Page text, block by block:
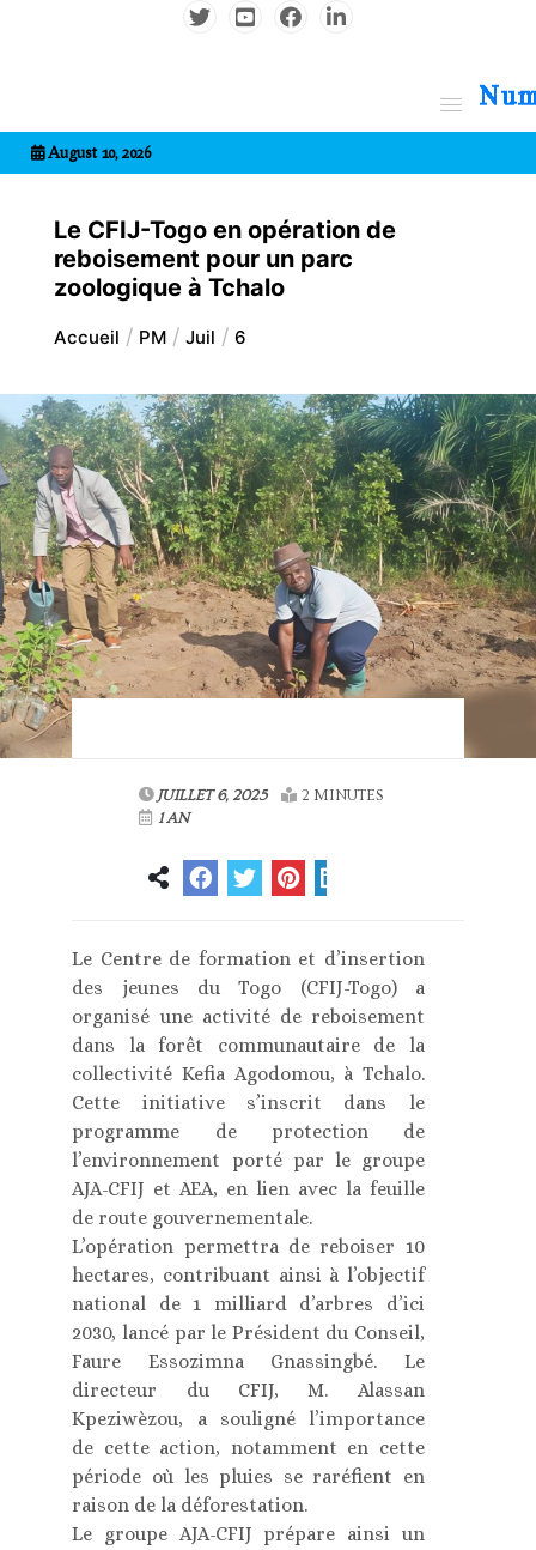
August 10, 2026
Le CFIJ-Togo en opération de
reboisement pour un parc
zoologique à Tchalo
Accueil PM Juil 6
JUILLET 6, 2025
2 MINUTES
1 AN
Le Centre de formation et d’insertion
des jeunes du Togo (CFIJ-Togo) a
organisé une activité de reboisement
dans la forêt communautaire de la
collectivité Kefia Agodomou, à Tchalo.
Cette initiative s’inscrit dans le
programme de protection de
l’environnement porté par le groupe
AJA-CFIJ et AEA, en lien avec la feuille
de route gouvernementale.
L’opération permettra de reboiser 10
hectares, contribuant ainsi à l’objectif
national de 1 milliard d’arbres d’ici
2030, lancé par le Président du Conseil,
Faure Essozimna Gnassingbé. Le
directeur du CFIJ, M. Alassan
Kpeziwèzou, a souligné l’importance
de cette action, notamment en cette
période où les pluies se raréfient en
raison de la déforestation.
Le groupe AJA-CFIJ prépare ainsi un